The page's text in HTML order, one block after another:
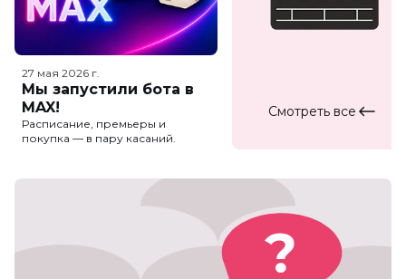
27 мая 2026 г.
Мы запустили бота в
MAX!
Расписание, премьеры и
покупка — в пару касаний.
Смотреть все